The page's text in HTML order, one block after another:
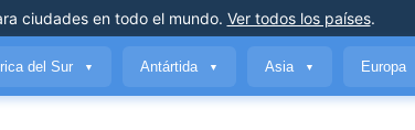
ciudades en todo el mundo. Ver todos los países.
del Sur ▼ Antártida ▼ Asia ▼ Europa